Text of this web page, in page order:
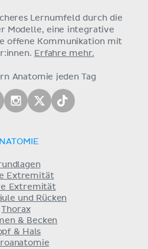
Lernumfeld durch die
Modelle, eine integrative
offene Kommunikation mit
Erfahre mehr.
Anatomie jeden Tag
Extremität
Extremität
und Rücken
Thorax
& Becken
& Hals